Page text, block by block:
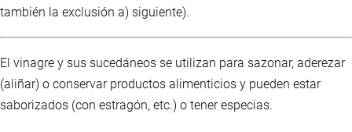
también la exclusión a) siguiente).
El vinagre y sus sucedáneos se utilizan para sazonar, aderezar
(aliñar) o conservar productos alimenticios y pueden estar
saborizados (con estragón, etc.) o tener especias.